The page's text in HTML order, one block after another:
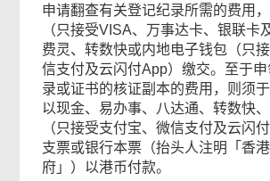
申请翻查有关登记纪录所需的费用
（只接受VISA、万事达卡、银联卡
费灵、转数快或内地电子钱包（只
信支付及云闪付App）缴交。至于
录或证书的核证副本的费用，则须于
以现金、易办事、八达通、转数快
（只接受支付宝、微信支付及云闪
支票或银行本票（抬头人注明「香
府」）以港币付款。